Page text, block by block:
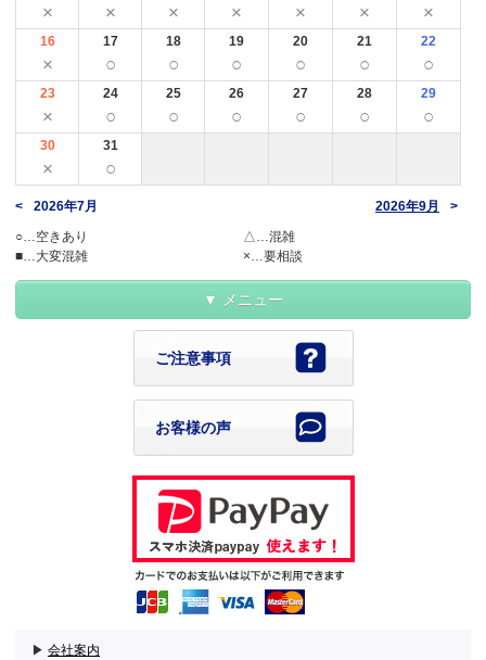
一、当該車両の欠陥、製造上の原因による外観品質の欠陥、自然の消耗によ
る 経時劣化、虫害または鳥害等による損害
二、当該車両の性質による発火、爆発、むれ、かび、腐敗、変色、さびその
他 これに類似する事由による損害。
三、同盟罷業、同盟怠業、社会的騒憂その他の事変、強盗による損害 四、
不可抗力による火災による損害
五、当該車両運送中における地震、津波、高潮、大水、暴風雨、地すべり、
山 崩れ等その他の天災による損害
六、法令または公権力の発動による当社の責によらない運送の差し止め、開
封、没収、差押えまたは第三者への引渡しによる損害
七、当該車両の内装部品（カーオーディオ・ナビゲーション・スピーカー
八、天候、天災、災害等やむを得ない事情による到着日時の遅延による、時
九、車両運送中における、第8 条第3 項に定める積載物の滅失・毀損又は当
該 積載物に起因する損害
3.当社は、車両の利用運送において当該車両への貴重品（金銭、有価証券、
宝 石、絵画、カセットテープ、コンパクトディスク、DVD、書籍等）、経
済的価 値を持つ物、重要書類、壊れやすい物、車載品（ナビ・ETC 装置
等）、マフラ ー、アルミホイール等の自動車部品、動植物、爆発・発火そ
の他運送上の危険 を生ずるおそれのある危険物等の積載物の搭載はお断り
ありません。
（１）当社は、本ウェブサイトに掲出した内容について、如何なる保証をす
るものではなく、一切の責任を負いません。
（２）当社は、理由の如何に関わらず、本ウェブサイト内のコンテンツの変
更及び本ウェブサイトの運用の中断または中止によって生じるいかなる損害
（３）当社は、本ウェブサイト内のコンテンツやURLを、予告なしに変更
または削除することがあり、これによって生じるいかなる損害についても一
切の責任を負いません。
3-4.準拠法および管轄裁判所
た、本ウェブサイトに関わる全ての紛争については、東京地方裁判所を第一
審の専属管轄裁判所とします。
4.お問い合わせ窓口
当社のプライバシーポリシー等に関するお問い合わせは、以下窓口宛にお願
いいたします。恐れ入りますが、電話でのお問い合わせは受け付けておりま
株式会社YTK プライバシーポリシー/個人情報お問い合わせ窓口宛
（2）Webからご連絡の場合
株式会社YTK 個人情報お問合わせ窓口（
こちら）宛
× × × × × × ×
16
×
17
○
18
○
19
○
20
○
21
○
22
○
23
×
24
○
25
○
26
○
27
○
28
○
29
○
30
×
31
○
2026年7月
2026年9月
○…空きあり
△…混雑
■…大変混雑
×…要相談
メニュー
ご注意事項
お客様の声
▶ 会社案内